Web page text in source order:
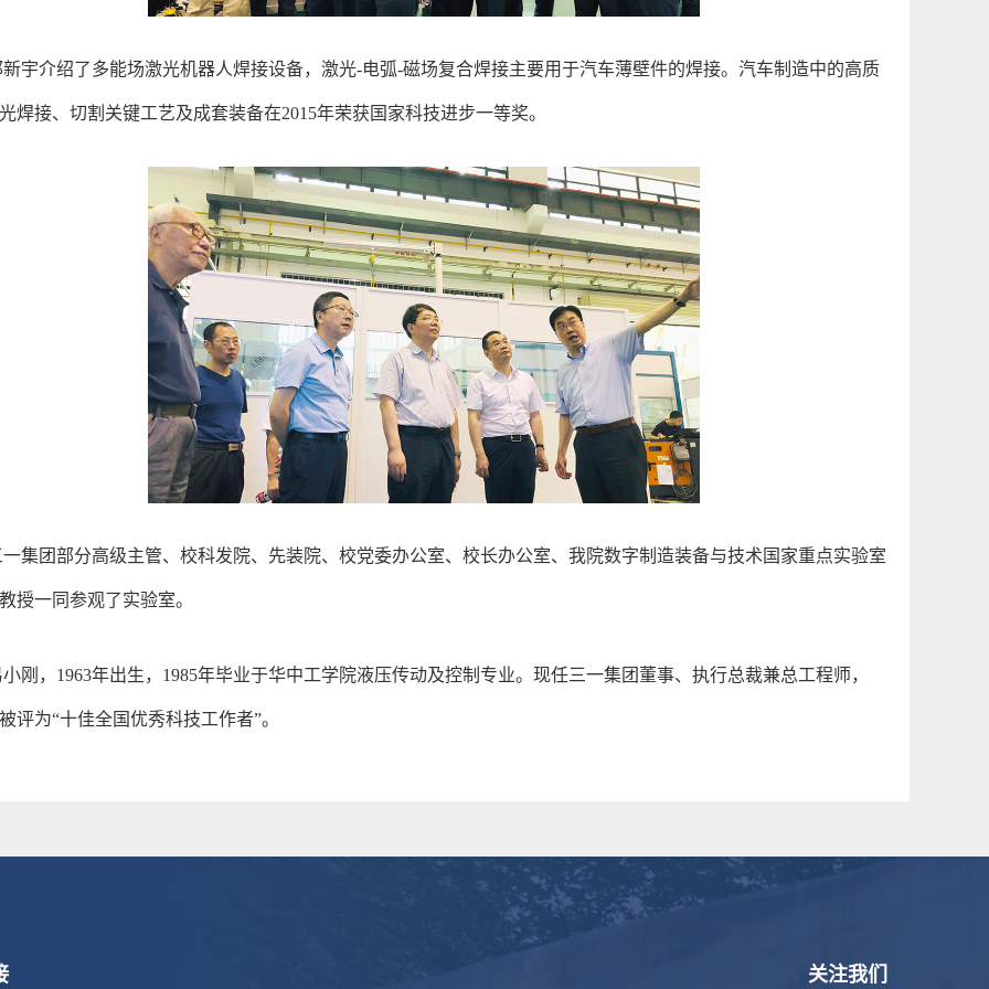
新宇介绍了多能场激光机器人焊接设备，激光-电弧-磁场复合焊接主要用于汽车薄壁件的焊接。汽车制造中的高质
焊接、切割关键工艺及成套装备在2015年荣获国家科技进步一等奖。
一集团部分高级主管、校科发院、先装院、校党委办公室、校长办公室、我院数字制造装备与技术国家重点实验室
授一同参观了实验室。
刚， 1963年出生， 1985年毕业于华中工学院液压传动及控制专业。现任三一集团董事、执行总裁兼总工程师，
评为“十佳全国优秀科技工作者”。
关注我们